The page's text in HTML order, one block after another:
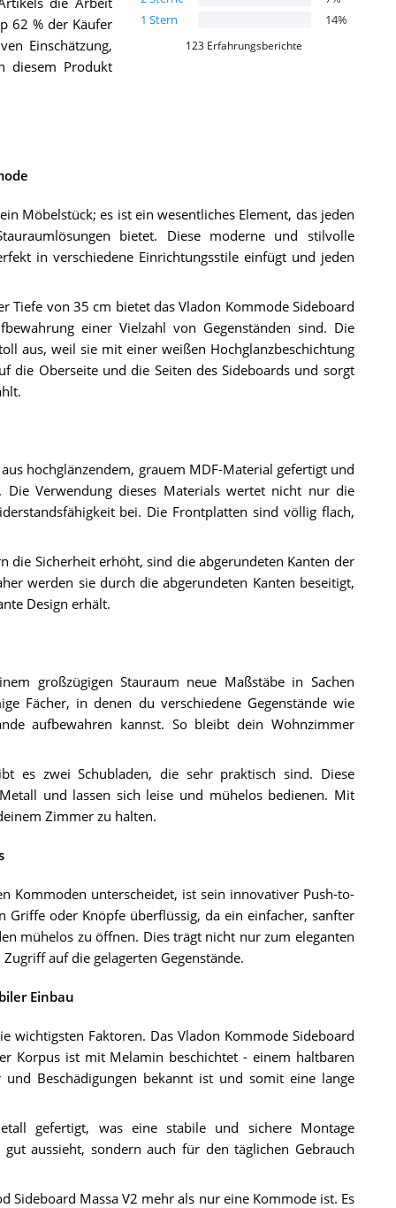
1 Stern 14%
123 Erfahrungsberichte
62 % der Käufer
Einschätzung,
diesem Produkt
Möbelstück; es ist ein wesentliches Element, das jeden
bietet. Diese moderne und stilvolle
in verschiedene Einrichtungsstile einfügt und jeden
von 35 cm bietet das Vladon Kommode Sideboard
einer Vielzahl von Gegenständen sind. Die
aus, weil sie mit einer weißen Hochglanzbeschichtung
die Oberseite und die Seiten des Sideboards und sorgt
hochglänzendem, grauem MDF-Material gefertigt und
Die Verwendung dieses Materials wertet nicht nur die
bei. Die Frontplatten sind völlig flach,
die Sicherheit erhöht, sind die abgerundeten Kanten der
werden sie durch die abgerundeten Kanten beseitigt,
Design erhält.
großzügigen Stauraum neue Maßstäbe in Sachen
Fächer, in denen du verschiedene Gegenstände wie
aufbewahren kannst. So bleibt dein Wohnzimmer
es zwei Schubladen, die sehr praktisch sind. Diese
und lassen sich leise und mühelos bedienen. Mit
Zimmer zu halten.
Kommoden unterscheidet, ist sein innovativer Push-to-
oder Knöpfe überflüssig, da ein einfacher, sanfter
mühelos zu öffnen. Dies trägt nicht nur zum eleganten
auf die gelagerten Gegenstände.
Einbau
wichtigsten Faktoren. Das Vladon Kommode Sideboard
Korpus ist mit Melamin beschichtet - einem haltbaren
Beschädigungen bekannt ist und somit eine lange
gefertigt, was eine stabile und sichere Montage
aussieht, sondern auch für den täglichen Gebrauch
Sideboard Massa V2 mehr als nur eine Kommode ist. Es